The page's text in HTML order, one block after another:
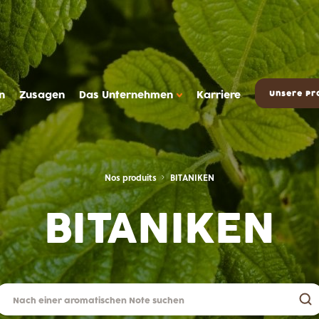
Zusagen Das Unternehmen
DAS METAROM UNTERNEHMEN
Das Unternehmen
FAQ
Metarom.com
Karriere Unsere
Nos produits BITANIKEN
BITANIKEN